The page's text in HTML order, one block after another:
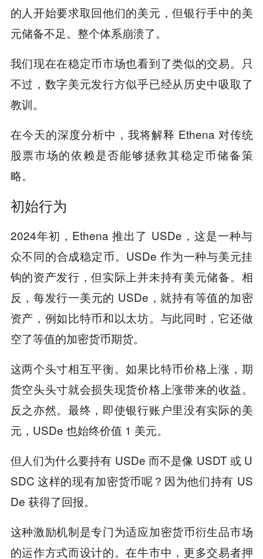
的人开始要求取回他们的美元，但银行手中的美
元储备不足。整个体系崩溃了。
我们现在在稳定币市场也看到了类似的交易。只
不过，数字美元发行方似乎已经从历史中吸取了
教训。
在今天的深度分析中，我将解释 Ethena 对传统
股票市场的依赖是否能够拯救其稳定币储备策
略。
初始行为
2024年初，Ethena 推出了 USDe，这是一种与
众不同的合成稳定币。USDe 作为一种与美元挂
钩的资产发行，但实际上并未持有美元储备。相
反，每发行一美元的 USDe，就持有等值的加密
资产，例如比特币和以太坊。与此同时，它还做
空了等值的加密货币期货。
这两个头寸相互平衡。如果比特币价格上涨，期
货空头头寸就会损失现货价格上涨带来的收益。
反之亦然。最终，即使银行账户里没有实际的美
元，USDe 也始终价值 1 美元。
但人们为什么要持有 USDe 而不是像 USDT 或 U
SDC 这样的现有加密货币呢？因为他们持有 US
De 获得了回报。
这种激励机制是专门为适应加密货币衍生品市场
的运作方式而设计的。在牛市中，更多交易者押